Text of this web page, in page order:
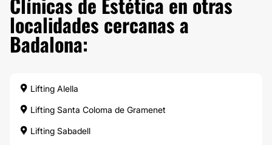
localidades cercanas a
Badalona:
Lifting Alella
Lifting Santa Coloma de Gramenet
Lifting Sabadell